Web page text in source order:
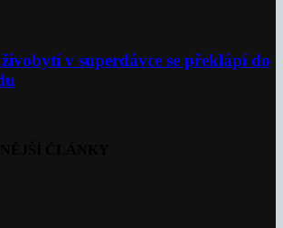
v superdávce se překlápí do